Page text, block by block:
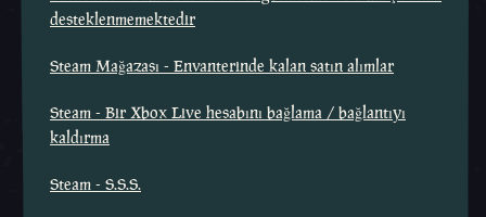
desteklenmemektedir
Steam Mağazası - Envanterinde kalan satın alımlar
Steam - Bir Xbox Live hesabını bağlama / bağlantıyı
kaldırma
Steam - S.S.S.